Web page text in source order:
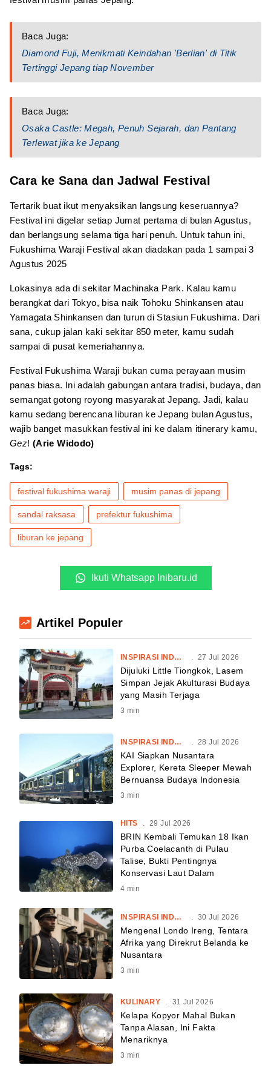
Baca Juga:
Diamond Fuji, Menikmati Keindahan 'Berlian' di Titik
Tertinggi Jepang tiap November
Baca Juga:
Osaka Castle: Megah, Penuh Sejarah, dan Pantang
Terlewat jika ke Jepang
Cara ke Sana dan Jadwal Festival
Tertarik buat ikut menyaksikan langsung keseruannya?
Festival ini digelar setiap Jumat pertama di bulan Agustus,
dan berlangsung selama tiga hari penuh. Untuk tahun ini,
Fukushima Waraji Festival akan diadakan pada 1 sampai 3
Agustus 2025
Lokasinya ada di sekitar Machinaka Park. Kalau kamu
berangkat dari Tokyo, bisa naik Tohoku Shinkansen atau
Yamagata Shinkansen dan turun di Stasiun Fukushima. Dari
sana, cukup jalan kaki sekitar 850 meter, kamu sudah
sampai di pusat kemeriahannya.
Festival Fukushima Waraji bukan cuma perayaan musim
panas biasa. Ini adalah gabungan antara tradisi, budaya, dan
semangat gotong royong masyarakat Jepang. Jadi, kalau
kamu sedang berencana liburan ke Jepang bulan Agustus,
wajib banget masukkan festival ini ke dalam itinerary kamu,
Gez! (Arie Widodo)
Tags:
festival fukushima waraji musim panas di jepang
sandal raksasa prefektur fukushima
liburan ke jepang
Ikuti Whatsapp Inibaru.id
Artikel Populer
INSPIRASI INDONESIA . 27 Jul 2026
Dijuluki Little Tiongkok, Lasem
Simpan Jejak Akulturasi Budaya
yang Masih Terjaga
3 min
INSPIRASI INDONESIA . 28 Jul 2026
KAI Siapkan Nusantara
Explorer, Kereta Sleeper Mewah
Bernuansa Budaya Indonesia
3 min
HITS . 29 Jul 2026
BRIN Kembali Temukan 18 Ikan
Purba Coelacanth di Pulau
Talise, Bukti Pentingnya
Konservasi Laut Dalam
4 min
INSPIRASI INDONESIA 30 Jul 2026
Mengenal Londo Ireng, Tentara
Afrika yang Direkrut Belanda ke
Nusantara
3 min
KULINARY 31 Jul 2026
Kelapa Kopyor Mahal Bukan
Tanpa Alasan, Ini Fakta
Menariknya
3 min